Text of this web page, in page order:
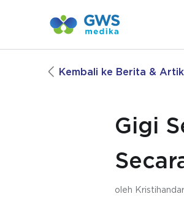
Kembali ke Berita &
Gigi
oleh